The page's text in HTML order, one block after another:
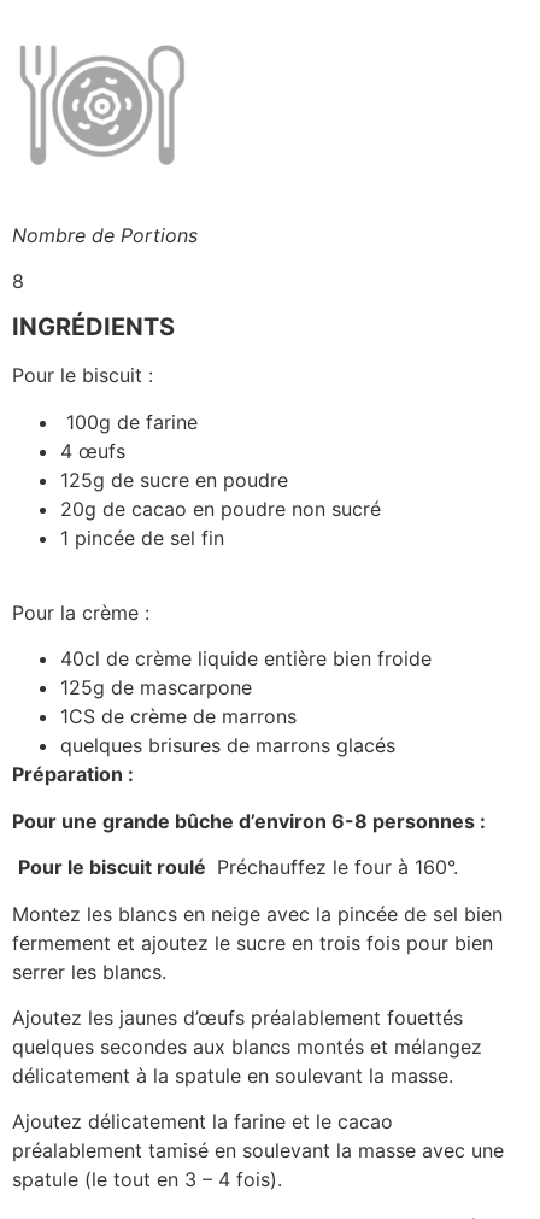
Nombre de Portions
8
INGRÉDIENTS
Pour le biscuit :
100g de farine
4 œufs
125g de sucre en poudre
20g de cacao en poudre non sucré
1 pincée de sel fin
Pour la crème :
40cl de crème liquide entière bien froide
125g de mascarpone
1CS de crème de marrons
quelques brisures de marrons glacés
Préparation :
Pour une grande bûche d’environ 6-8 personnes :
Pour le biscuit roulé Préchauffez le four à 160°.
Montez les blancs en neige avec la pincée de sel bien
fermement et ajoutez le sucre en trois fois pour bien
serrer les blancs.
Ajoutez les jaunes d’œufs préalablement fouettés
quelques secondes aux blancs montés et mélangez
délicatement à la spatule en soulevant la masse.
Ajoutez délicatement la farine et le cacao
préalablement tamisé en soulevant la masse avec une
spatule (le tout en 3 – 4 fois).